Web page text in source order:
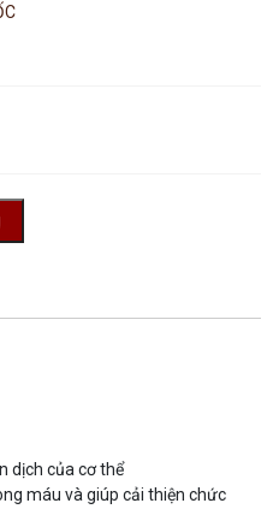
dịch của cơ thể
máu và giúp cải thiện chức